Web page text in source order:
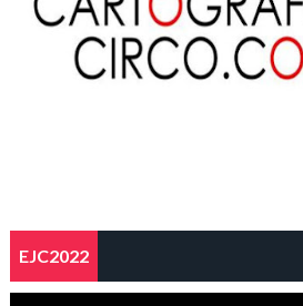
EJC2022